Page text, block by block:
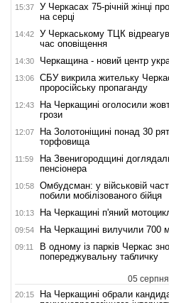
15:37
У Черкасах 75-річній жінці
на серці
14:42
У Черкаському ТЦК
час оповіщення
14:30 Черкащина - новий центр
13:06
СБУ викрила жительку
проросійську пропаганду
12:43
На Черкащині оголосили
грози
12:07
На Золотоніщині понад 30
торфовища
11:59
На Звенигородщині
пенсіонера
10:58
Омбудсман: у військовій
побили мобілізованого бійця
10:13 На Черкащині п'яний
09:54 На Черкащині вилучили 700
09:11
В одному із парків Черкас
попереджувальну табличку
05
20:15
На Черкащині обрали